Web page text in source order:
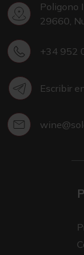
Poligono
29660,
+34 952
Escribir